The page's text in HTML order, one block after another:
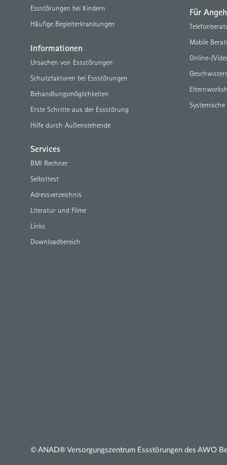
Essstörungen bei Kindern
Häufige Begleiterkrankungen
Informationen
Ursachen von Essstörungen
Schutzfaktoren bei Essstörungen
Behandlungsmöglichkeiten
Erste Schritte aus der Essstörung
Hilfe durch Außenstehende
Services
BMI Rechner
Selbsttest
Adressverzeichnis
Literatur und Filme
Links
Downloadbereich
Für
Mobile
Online-/
© ANAD® Versorgungszentrum Essstörungen des AWO